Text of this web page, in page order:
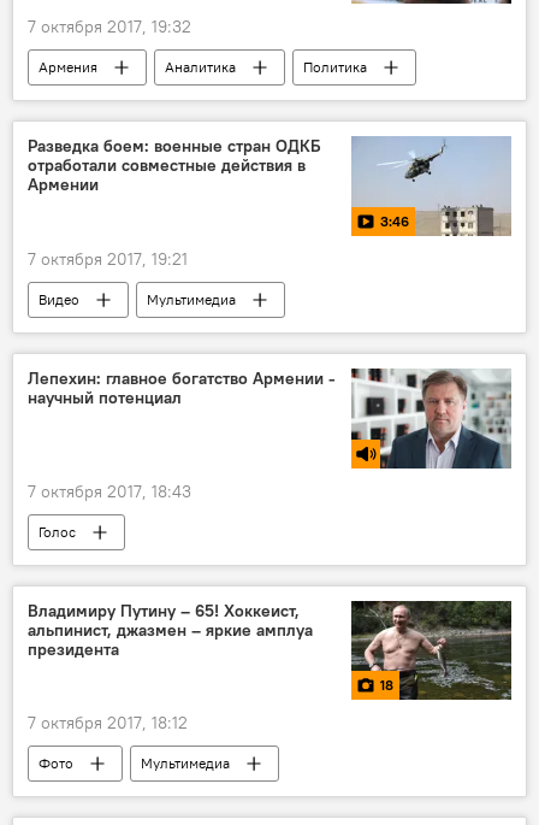
7 октября 2017, 19:32
Армения Аналитика
Политика
США
Иран ядерная война
Разведка боем: военные стран ОДКБ
отработали совместные действия в
Армении
3:46
7 октября 2017, 19:21
Видео
Мультимедиа
ОДКБ: Учения и переговоры
Лепехин: главное богатство Армении -
научный потенциал
7 октября 2017, 18:43
Голос
Владимиру Путину – 65! Хоккеист,
альпинист, джазмен – яркие амплуа
президента
18
7 октября 2017, 18:12
Фото
Мультимедиа
Владимир Путин
президент